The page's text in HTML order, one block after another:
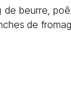
beurre,
de